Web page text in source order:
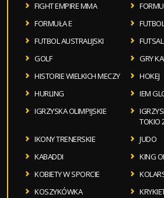
FIGHT EMPIRE MMA
FORMUŁA E
FUTBOL AUSTRALIJSKI
FUTSAL
GOLF
GRY
HISTORIE WIELKICH MECZY
HOKEJ
HURLING
IEM
IGRZYSKA OLIMPIJSKIE
TOKIO
IKONY TRENERSKIE
JUDO
KABADDI
KING
KOBIETY W SPORCIE
KOSZYKÓWKA